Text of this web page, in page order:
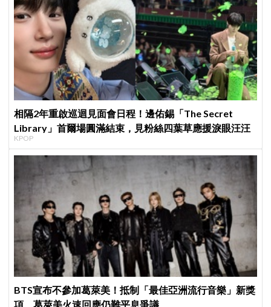
相隔2年重啟巡迴見面會日程！邊佑錫「The Secret
Library」首爾場圓滿結束，見粉絲四葉草應援淚眼汪汪
KPOP
BTS宣布不參加葛萊美！抵制「最佳亞洲流行音樂」新獎
項 葛萊美火速回應仍難平息爭議